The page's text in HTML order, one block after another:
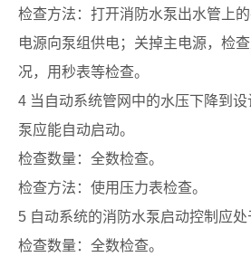
检查方法：打开消防水泵出水管上
电源向泵组供电；关掉主电源，检
况，用秒表等检查。
4 当自动系统管网中的水压下降到
泵应能自动启动。
检查数量：全数检查。
检查方法：使用压力表检查。
5 自动系统的消防水泵启动控制应处
检查数量：全数检查。